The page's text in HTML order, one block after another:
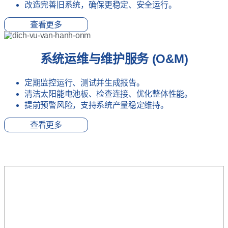
改造完善旧系统，确保更稳定、安全运行。
查看更多
系统运维与维护服务 (O&M)
定期监控运行、测试并生成报告。
清洁太阳能电池板、检查连接、优化整体性能。
提前预警风险，支持系统产量稳定维持。
查看更多